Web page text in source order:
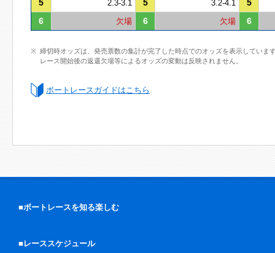
5 2.3-3.1 5 3.2-4.1
5
6
欠場 6 欠場 6
締切時オッズは、発売票数の集計が完了した時点でのオッズを表示していま
レース開始後の返還欠場等によるオッズの変動は反映されません。
ボートレースガイドはこちら
■ボートレースを知る楽しむ
■レーススケジュール